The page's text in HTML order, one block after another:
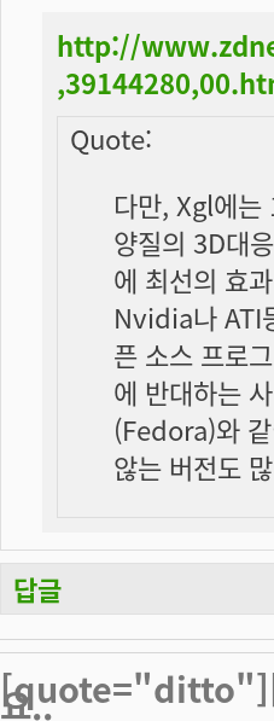
http://
Quote:
다만, Xgl에는
양질의 3D대
에 최선의 효
Nvidia나 ATI
픈 소스 프로
에 반대하는
(Fedora)와
않는 버전도
답글
요..